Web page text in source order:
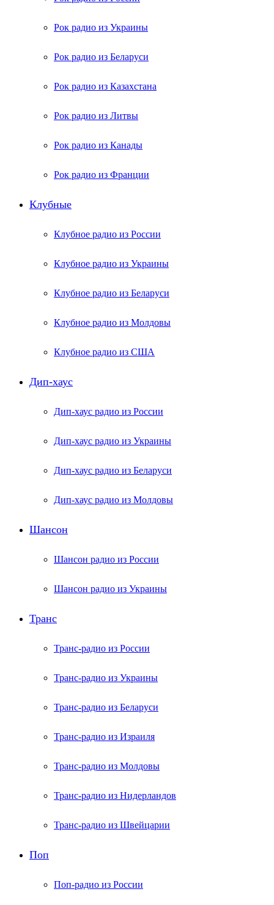
Рок радио из Украины
Рок радио из Беларуси
Рок радио из Казахстана
Рок радио из Литвы
Рок радио из Канады
Рок радио из Франции
Клубные
Клубное радио из России
Клубное радио из Украины
Клубное радио из Беларуси
Клубное радио из Молдовы
Клубное радио из США
Дип-хаус
Дип-хаус радио из России
Дип-хаус радио из Украины
Дип-хаус радио из Беларуси
Дип-хаус радио из Молдовы
Шансон
Шансон радио из России
Шансон радио из Украины
Транс
Транс-радио из России
Транс-радио из Украины
Транс-радио из Беларуси
Транс-радио из Израиля
Транс-радио из Молдовы
Транс-радио из Нидерландов
Транс-радио из Швейцарии
Поп
Поп-радио из России